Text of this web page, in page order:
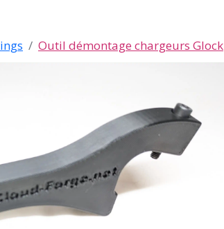
Outil démontage chargeurs Glock